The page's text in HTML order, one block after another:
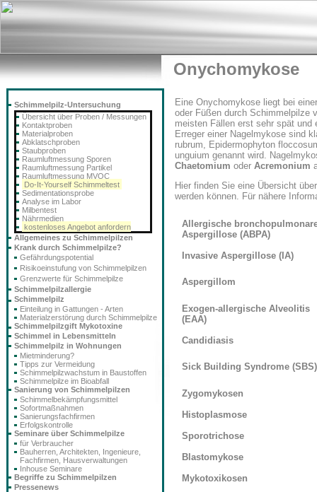
Onychomykose
Eine Onychomykose liegt bei
oder Füßen durch Schimmelpilze
meisten Fällen erst sehr spät
Erreger einer Nagelmykose sind
rubrum, Epidermophyton
unguium genannt wird.
Chaetomium oder Acremonium
Hier finden Sie eine Übersicht
werden können. Für nähere
Allergische
Aspergillose (ABPA)
Invasive Aspergillose (IA)
Aspergillom
Exogen-allergische Alveolitis
(EAA)
Candidiasis
Sick Building Syndrome (SBS)
Zygomykosen
Histoplasmose
Sporotrichose
Blastomykose
Mykotoxikosen
Schimmelpilz-Untersuchung
Übersicht über Proben / Messungen
Kontaktproben
Materialproben
Abklatschproben
Staubproben
Raumluftmessung Sporen
Raumluftmessung Partikel
Raumluftmessung MVOC
Do-It-Yourself Schimmeltest
Sedimentationsprobe
Analyse im Labor
Milbentest
Nährmedien
kostenloses Angebot anfordern
Allgemeines zu Schimmelpilzen
Krank durch Schimmelpilze?
Gefährdungspotential
Risikoeinstufung von Schimmelpilzen
Grenzwerte für Schimmelpilze
Schimmelpilzallergie
Schimmelpilz
Einteilung in Gattungen - Arten
Materialzerstörung durch Schimmelpilze
Schimmelpilzgift Mykotoxine
Schimmel in Lebensmitteln
Schimmelpilz in Wohnungen
Mietminderung?
Tipps zur Vermeidung
Schimmelpilzwachstum in Baustoffen
Schimmelpilze im Bioabfall
Sanierung von Schimmelpilzen
Schimmelbekämpfungsmittel
Sofortmaßnahmen
Sanierungsfachfirmen
Erfolgskontrolle
Seminare über Schimmelpilze
für Verbraucher
Bauherren, Architekten, Ingenieure,
Fachfirmen, Hausverwaltungen
Inhouse Seminare
Begriffe zu Schimmelpilzen
Pressenews